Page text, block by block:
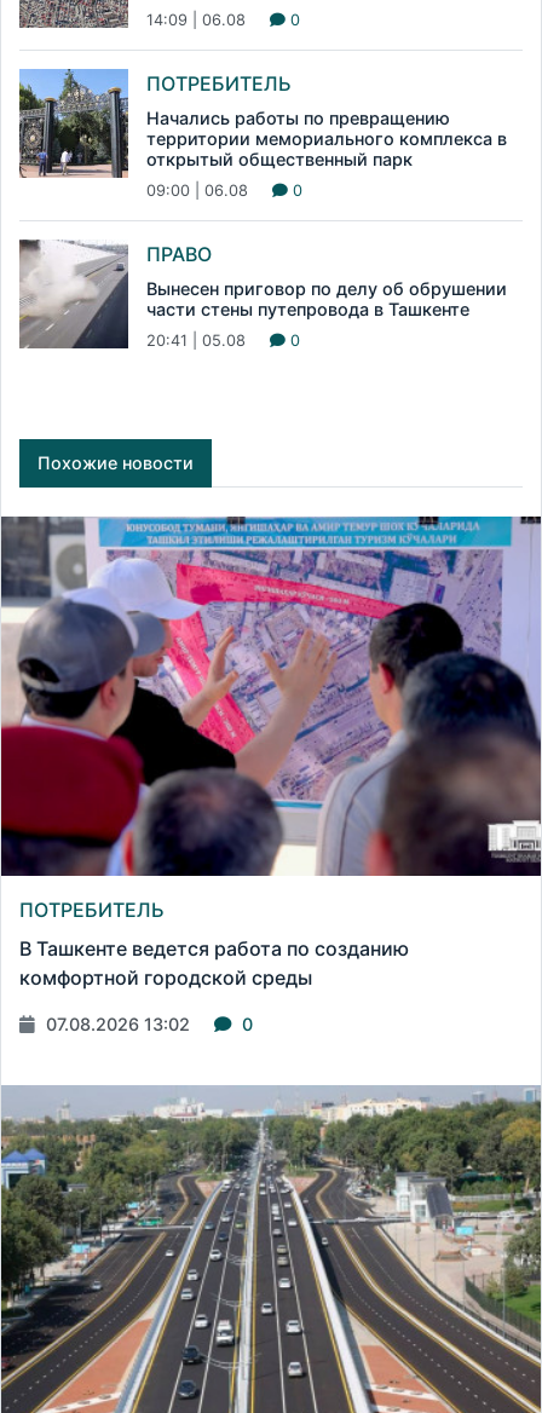
14:09 | 06.08 0
ПОТРЕБИТЕЛЬ
Начались работы по превращению
территории мемориального комплекса в
открытый общественный парк
09:00 | 06.08 0
ПРАВО
Вынесен приговор по делу об обрушении
части стены путепровода в Ташкенте
20:41 | 05.08 0
Похожие новости
ПОТРЕБИТЕЛЬ
В Ташкенте ведется работа по созданию
комфортной городской среды
07.08.2026 13:02 0